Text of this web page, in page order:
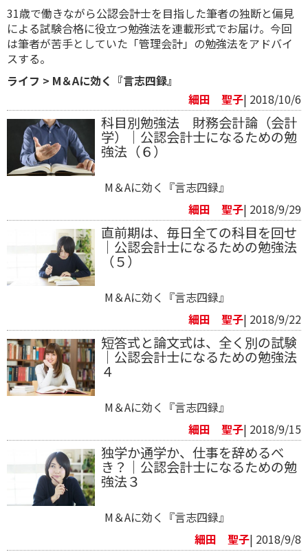
31歳で働きながら公認会計士を目指した筆者の独断と偏見
による試験合格に役立つ勉強法を連載形式でお届け。今回
は筆者が苦手としていた「管理会計」の勉強法をアドバイ
スする。
ライフ > M＆Aに効く『言志四録』
細田 聖子| 2018/10/6
科目別勉強法 財務会計論（会計
学）｜公認会計士になるための勉
強法（６）
M＆Aに効く『言志四録』
細田 聖子| 2018/9/29
直前期は、毎日全ての科目を回せ
｜公認会計士になるための勉強法
（５）
M＆Aに効く『言志四録』
細田 聖子| 2018/9/22
短答式と論文式は、全く別の試験
｜公認会計士になるための勉強法
４
M＆Aに効く『言志四録』
細田 聖子| 2018/9/15
独学か通学か、仕事を辞めるべ
き？｜公認会計士になるための勉
強法３
M＆Aに効く『言志四録』
細田 聖子| 2018/9/8